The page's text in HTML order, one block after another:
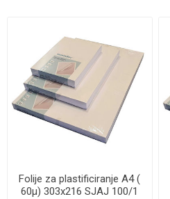
Folije za plastificiranje A4 (
60µ) 303x216 SJAJ 100/1